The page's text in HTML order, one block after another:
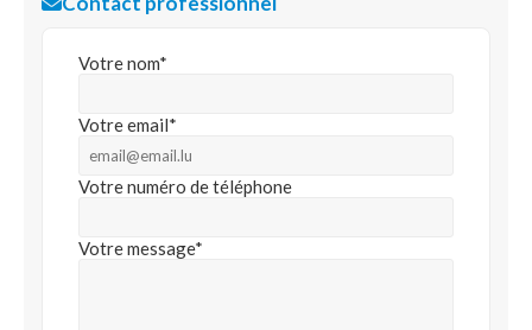
Votre nom*
Votre email*
Votre numéro de téléphone
Votre message*